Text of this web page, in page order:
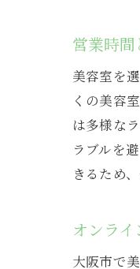
営業時
美容室を
くの美容
は多様な
ラブルを
きるため
オンラ
大阪市で